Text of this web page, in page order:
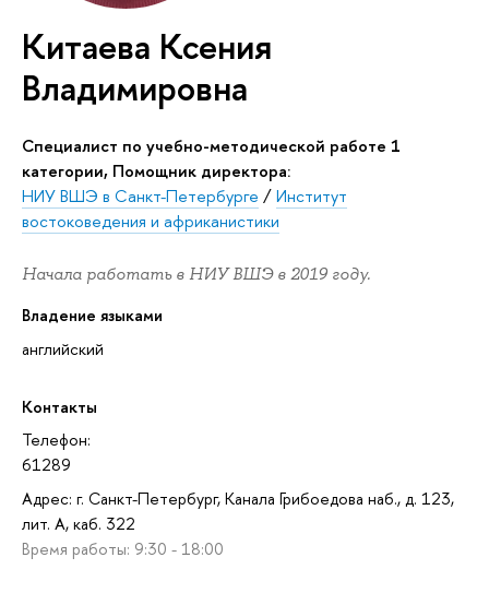
Китаева Ксения
Владимировна
Специалист по учебно-методической работе 1
категории, Помощник директора:
НИУ ВШЭ в Санкт-Петербурге /Институт
востоковедения и африканистики
Начала работать в НИУ ВШЭ в 2019 году.
Владение языками
английский
Контакты
Телефон:
61289
Адрес: г. Санкт-Петербург, Канала Грибоедова наб., д. 123,
лит. А, каб. 322
Время работы: 9:30 - 18:00